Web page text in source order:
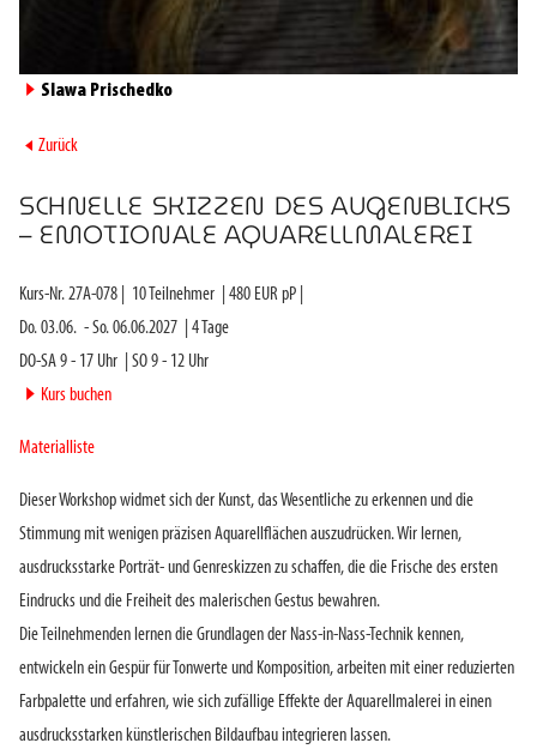
► Slawa Prischedko
► Zurück
SCHNELLE SKIZZEN DES AUGENBLICKS
– EMOTIONALE AQUARELLMALEREI
Kurs-Nr.27A-078 10 Teilnehmer 480 EUR pP |
Do. 03.06. -So. 06.06.2027 4 Tage
DO-SA 9 - 17 Uhr
SO 9 - 12 Uhr
► Kurs buchen
Materialliste
Dieser Workshop widmet sich der Kunst, das Wesentliche zu erkennen und die
Stimmung mit wenigen präzisen Aquarellflächen auszudrücken. Wir lernen,
ausdrucksstarke Porträt- und Genreskizzen zu schaffen, die die Frische des ersten
Eindrucks und die Freiheit des malerischen Gestus bewahren.
Die Teilnehmenden lernen die Grundlagen der Nass-in-Nass-Technik kennen,
entwickeln ein Gespür für Tonwerte und Komposition, arbeiten mit einer reduzierten
Farbpalette und erfahren, wie sich zufällige Effekte der Aquarellmalerei in einen
ausdrucksstarken künstlerischen Bildaufbau integrieren lassen.